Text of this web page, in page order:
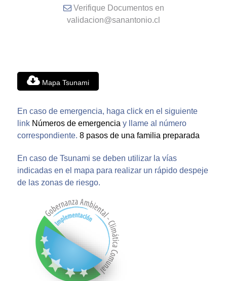
Verifique Documentos en
validacion@sanantonio.cl
Mapa Tsunami
En caso de emergencia, haga click en el siguiente
link Números de emergencia y llame al número
correspondiente. 8 pasos de una familia preparada
En caso de Tsunami se deben utilizar la vías
indicadas en el mapa para realizar un rápido despeje
de las zonas de riesgo.